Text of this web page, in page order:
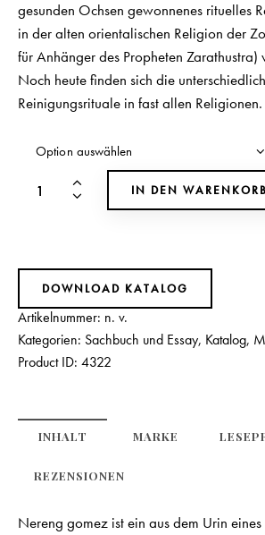
gesunden Ochsen gewonnenes rituelles
in der alten orientalischen Religion der
für Anhänger des Propheten
Noch heute finden sich die
Reinigungsrituale in fast allen Religionen.
IN DEN WARENKORB
DOWNLOAD KATALOG
Artikelnummer: n. v.
Kategorien: Sachbuch und Essay, Katalog,
Product ID: 4322
INHALT MARKE
REZENSIONEN
Nereng gomez ist ein aus dem Urin